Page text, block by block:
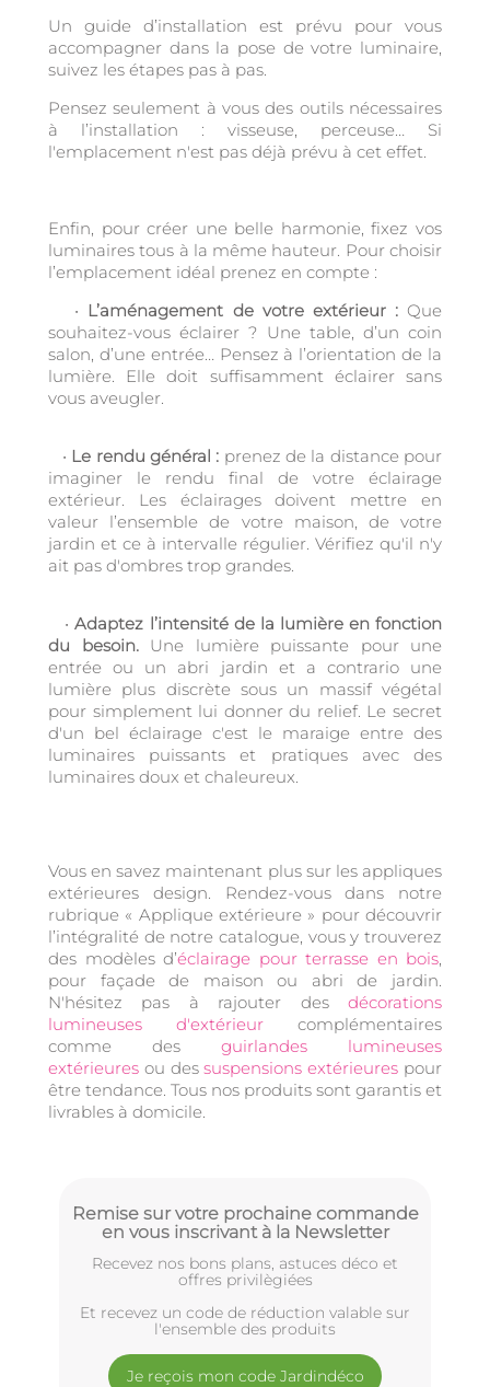
Un guide d’installation est prévu pour vous
accompagner dans la pose de votre luminaire,
suivez les étapes pas à pas.
Pensez seulement à vous des outils nécessaires
à l’installation : visseuse, perceuse… Si
l'emplacement n'est pas déjà prévu à cet effet.
Enfin, pour créer une belle harmonie, fixez vos
luminaires tous à la même hauteur. Pour choisir
l’emplacement idéal prenez en compte :
• L’aménagement de votre extérieur :Que
souhaitez-vous éclairer ? Une table, d’un coin
salon, d’une entrée… Pensez à l’orientation de la
lumière. Elle doit suffisamment éclairer sans
vous aveugler.
• Le rendu général : prenez de la distance pour
imaginer le rendu final de votre éclairage
extérieur. Les éclairages doivent mettre en
valeur l’ensemble de votre maison, de votre
jardin et ce à intervalle régulier. Vérifiez qu'il n'y
ait pas d'ombres trop grandes.
• Adaptez l’intensité de la lumière en fonction
du besoin.Une lumière puissante pour une
entrée ou un abri jardin et a contrario une
lumière plus discrète sous un massif végétal
pour simplement lui donner du relief. Le secret
d'un bel éclairage c'est le maraige entre des
luminaires puissants et pratiques avec des
luminaires doux et chaleureux.
Vous en savez maintenant plus sur les appliques
extérieures design. Rendez-vous dans notre
rubrique « Applique extérieure » pour découvrir
l’intégralité de notre catalogue, vous y trouverez
des modèles d’éclairage pour terrasse en bois,
pour façade de maison ou abri de jardin.
N'hésitez pas à rajouter des décorations
lumineuses d'extérieur complémentaires
comme des guirlandes lumineuses
extérieures ou dessuspensions extérieures pour
être tendance. Tous nos produits sont garantis et
livrables à domicile.
Remise sur votre prochaine commande
en vous inscrivant à la Newsletter
Recevez nos bons plans, astuces déco et
offres privilègiées
Et recevez un code de réduction valable sur
l'ensemble des produits
Je reçois mon code Jardindéco